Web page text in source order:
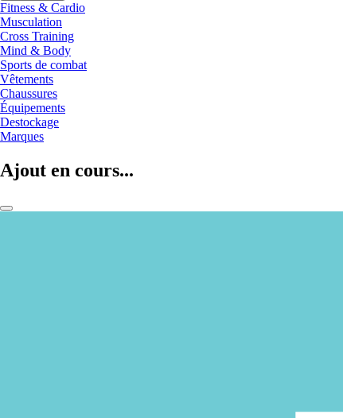
Fitness & Cardio
Musculation
Cross Training
Mind & Body
Sports de combat
Vêtements
Chaussures
Équipements
Destockage
Marques
Ajout en cours...